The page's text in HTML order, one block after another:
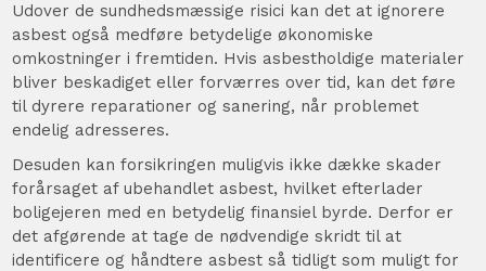
Udover de sundhedsmæssige risici kan det at ignorere
asbest også medføre betydelige økonomiske
omkostninger i fremtiden. Hvis asbestholdige materialer
bliver beskadiget eller forværres over tid, kan det føre
til dyrere reparationer og sanering, når problemet
endelig adresseres.
Desuden kan forsikringen muligvis ikke dække skader
forårsaget af ubehandlet asbest, hvilket efterlader
boligejeren med en betydelig finansiel byrde. Derfor er
det afgørende at tage de nødvendige skridt til at
identificere og håndtere asbest så tidligt som muligt for